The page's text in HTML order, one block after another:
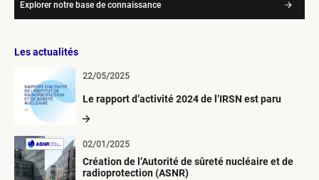
Explorer notre base de connaissance
Les actualités
Le rapport d’activité 2024 de l’IRSN est paru
22/05/2025
Création de l’Autorité de sûreté nucléaire et de
radioprotection (ASNR)
02/01/2025